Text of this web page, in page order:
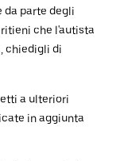
da parte degli
che l'autista
chiedigli di
a ulteriori
in aggiunta